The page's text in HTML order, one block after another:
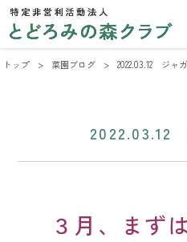
トップ > 菜園ブログ > 2022.03.12 ジャ
2022.03.12
３月、まず